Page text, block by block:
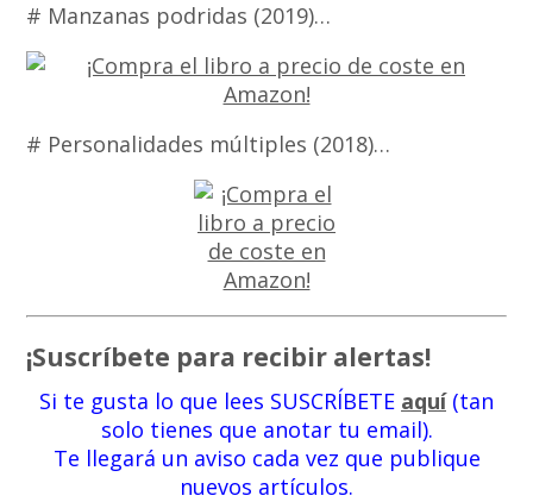
# Manzanas podridas (2019)…
# Personalidades múltiples (2018)…
¡Suscríbete para recibir alertas!
Si te gusta lo que lees SUSCRÍBETE aquí(tan
solo tienes que anotar tu email).
Te llegará un aviso cada vez que publique
nuevos artículos.